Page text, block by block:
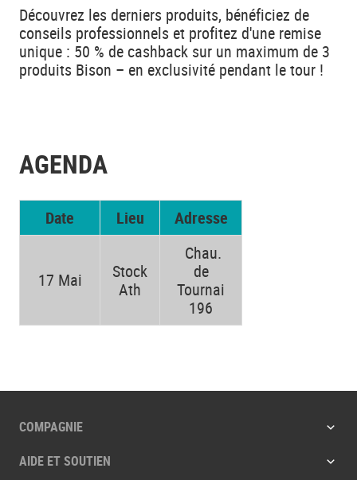
Découvrez les derniers produits, bénéficiez de
conseils professionnels et profitez d'une remise
unique : 50 % de cashback sur un maximum de 3
produits Bison – en exclusivité pendant le tour !
AGENDA
Date Lieu Adresse
17 Mai
Stock
Ath
Chau.
de
Tournai
196
COMPAGNIE
AIDE ET SOUTIEN